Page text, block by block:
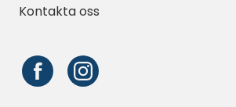
Kontakta oss